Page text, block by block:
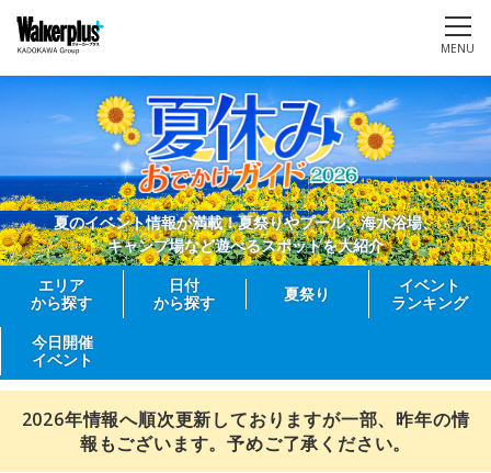
MENU
夏のイベント情報が満載！夏祭りやプール、海水浴場、
キャンプ場など遊べるスポットを大紹介
エリア
から探す
日付
から探す
夏祭り
イベント
ランキング
今日開催
イベント
2026年情報へ順次更新しておりますが一部、昨年の情
報もございます。予めご了承ください。